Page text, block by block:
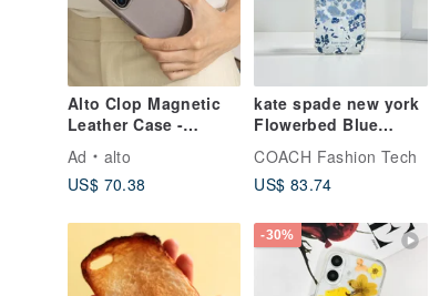
Alto Clop Magnetic
Leather Case -
17/Air/Pro/Pro Max
Ad
alto
US$ 70.38
kate spade new york
Flowerbed Blue
COACH Fashion Tech
US$ 83.74
-30%